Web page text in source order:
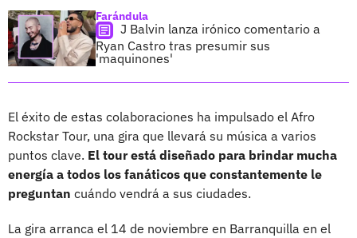
Farándula
J Balvin lanza irónico comentario a
Ryan Castro tras presumir sus
'maquinones'
El éxito de estas colaboraciones ha impulsado el Afro
Rockstar Tour, una gira que llevará su música a varios
puntos clave. El tour está diseñado para brindar mucha
energía a todos los fanáticos que constantemente le
preguntan cuándo vendrá a sus ciudades.
La gira arranca el 14 de noviembre en Barranquilla en el